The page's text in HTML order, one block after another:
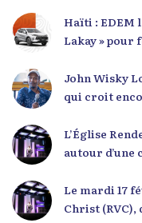
Haïti : EDEM
Lakay » pour
John Wisky
qui croit
L’Église
autour
Le mardi 17
Christ